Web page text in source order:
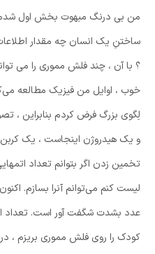
من بی درنگ مبهوت بخش اول شدم
ساختنِ یک انسان چه مقدار
؟ با آن ، چند فلش مموری را می
خوب ، اوایل من فیزیک مطالعه
لِگوی بزرگ فرض کردم بنابراین ،
و یک هیدروژن اینجاست ، یک کربن
تخمین زدن اگر بتوانم تعداد
لیست کنم می‌توانم آنرا بسازم.
عدد بشدت شگفت آور است. تعداد
کودک را روی فلش مموری بریزم ،